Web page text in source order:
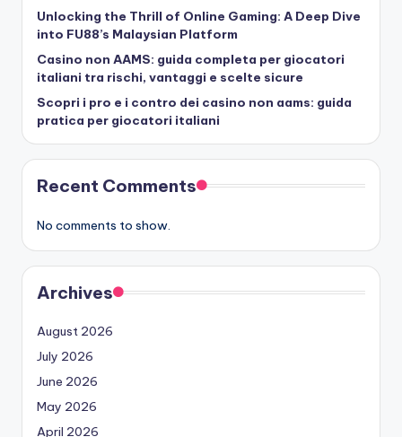
Unlocking the Thrill of Online Gaming: A Deep Dive
into FU88’s Malaysian Platform
Casino non AAMS: guida completa per giocatori
italiani tra rischi, vantaggi e scelte sicure
Scopri i pro e i contro dei casino non aams: guida
pratica per giocatori italiani
Recent Comments
No comments to show.
Archives
August 2026
July 2026
June 2026
May 2026
April 2026